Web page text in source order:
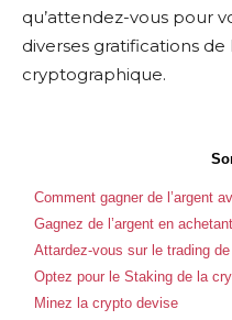
qu’attendez-vous pour
diverses gratifications
cryptographique.
Comment gagner de l’argent
Gagnez de l’argent en
Attardez-vous sur le trading
Optez pour le Staking de la
Minez la crypto devise